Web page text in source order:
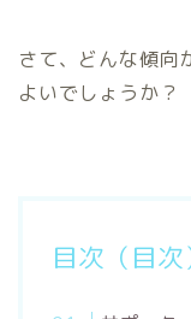
さて、どんな傾向
よいでしょうか？
目次（目次